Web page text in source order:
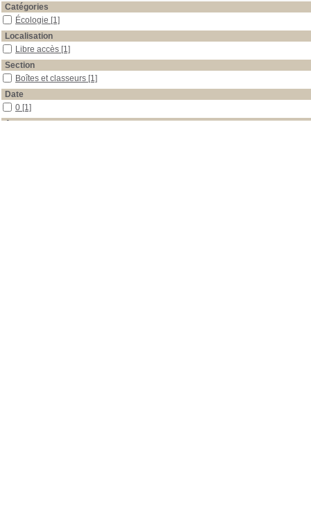
Catégories
Écologie [1]
Localisation
Libre accès [1]
Section
Boîtes et classeurs [1]
Date
0 [1]
Auteur